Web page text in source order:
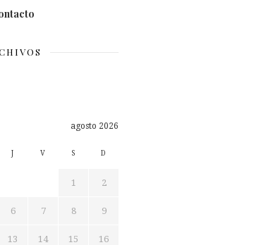
agosto 2026
J V S D
1 2
6 7 8 9
13 14 15 16